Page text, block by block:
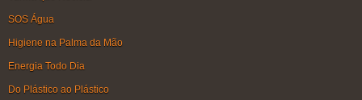
SOS Água
Higiene na Palma da Mão
Energia Todo Dia
Do Plástico ao Plástico